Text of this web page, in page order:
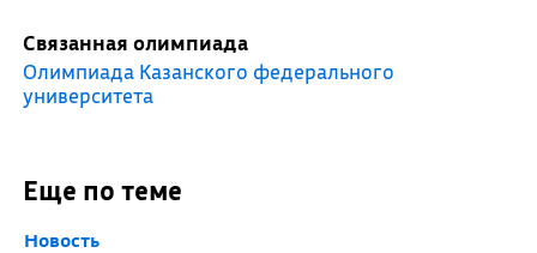
Связанная олимпиада
Олимпиада Казанского федерального
университета
Еще по теме
Новость